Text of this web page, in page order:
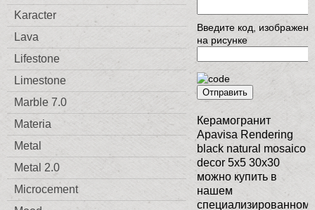
Karacter
Lava
Lifestone
Limestone
Marble 7.0
Materia
Metal
Metal 2.0
Microcement
Введите код,
на рисунке
Отправить
Керамогранит
Apavisa Rendering
black natural mosaico
decor 5x5 30x30
можно купить в
нашем
специализированном